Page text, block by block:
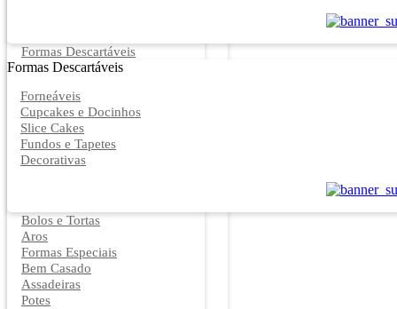
Formas Descartáveis
Formas Descartáveis
Forneáveis
Cupcakes e Docinhos
Slice Cakes
Fundos e Tapetes
Decorativas
Bolos e Tortas
Aros
Formas Especiais
Bem Casado
Assadeiras
Potes